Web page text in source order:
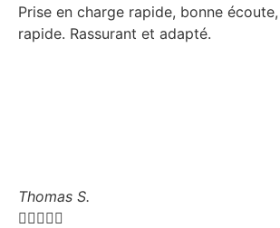
Prise en charge rapide, bonne
rapide. Rassurant et adapté.
Thomas S.
